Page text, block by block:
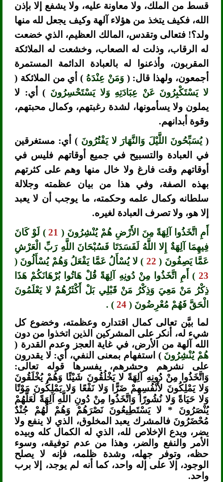
قسط من الملك، ولا معاونة عليه، ولا يشفع إلا بإذن
الله، فكيف يتخذ من هؤلاء آلهة وكيف يجعل لله منها
ولد؟! فتعالى وتقدس، المالك العظيم، الذي خضعت
له الرقاب، وذلت له الصعاب، وخشعت له الملائكة
المقربون، وأذعنوا له بالعبادة الدائمة المستمرة
أجمعون، ولهذا قال: ( وَمَنْ عِنْدَهُ ) أي من الملائكة (
لا يَسْتَكْبِرُونَ عَنْ عِبَادَتِهِ وَلا يَسْتَحْسِرُونَ ) أي: لا
يملون ولا يسأمونها، لشدة رغبتهم، وكمال محبتهم،
وقوة أبدانهم.
(يُسَبِّحُونَ اللَّيْلَ وَالنَّهَارَ لا يَفْتُرُونَ) أي: مستغرقين
في العبادة والتسبيح في جميع أوقاتهم فليس في
أوقاتهم وقت فارغ ولا خال منها وهم على كثرتهم
بهذه الصفة، وفي هذا من بيان عظمته وجلالة
سلطانه وكمال علمه وحكمته، ما يوجب أن لا يعبد
إلا هو، ولا تصرف العبادة لغيره.
أَمِ اتَّخَذُوا آلِهَةً مِنَ الأَرْضِ هُمْ يُنْشِرُونَ (21
) لَوْ كَانَ
فِيهِمَا آلِهَةٌ إِلا اللَّهُ لَفَسَدَتَا فَسُبْحَانَ اللَّهِ رَبِّ الْعَرْشِ
عَمَّا يَصِفُونَ (22
) لا يُسْأَلُ عَمَّا يَفْعَلُ وَهُمْ يُسْأَلُونَ (
23 ) أَمِ اتَّخَذُوا مِنْ دُونِهِ آلِهَةً قُلْ هَاتُوا بُرْهَانَكُمْ هَذَا
ذِكْرُ مَنْ مَعِيَ وَذِكْرُ مَنْ قَبْلِي بَلْ أَكْثَرُهُمْ لا يَعْلَمُونَ
الْحَقَّ فَهُمْ مُعْرِضُونَ (24
) .
لما بيَّن تعالى كمال اقتداره وعظمته، وخضوع كل
شيء له، أنكر على المشركين الذين اتخذوا من دون
الله آلهة من الأرض، في غاية العجز وعدم القدرة (
هُمْ يُنْشِرُونَ) استفهام بمعنى النفي، أي: لا يقدرون
على نشرهم وحشرهم، يفسرها قوله تعالى:
وَاتَّخَذُوا مِنْ دُونِهِ آلِهَةً لا يَخْلُقُونَ شَيْئًا وَهُمْ يُخْلَقُونَ
وَلا يَمْلِكُونَ لأَنْفُسِهِمْ ضَرًّا وَلا نَفْعًا وَلا يَمْلِكُونَ مَوْتًا
وَلا حَيَاةً وَلا نُشُورًا وَاتَّخَذُوا مِنْ دُونِ اللَّهِ آلِهَةً لَعَلَّهُمْ
يُنْصَرُونَ * لا يَسْتَطِيعُونَ نَصْرَهُمْ وَهُمْ لَهُمْ جُنْدٌ
مُحْضَرُونَ فالمشرك يعبد المخلوق، الذي لا ينفع ولا
يضر، ويدع الإخلاص لله، الذي له الكمال كله وبيده
الأمر والنفع والضر، وهذا من عدم توفيقه، وسوء
حظه، وتوفر جهله، وشدة ظلمه، فإنه لا يصلح
الوجود، إلا على إله واحد، كما أنه لم يوجد، إلا برب
واحد.